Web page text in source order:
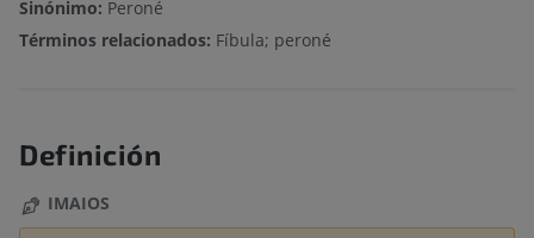
Sinónimo: Peroné
Términos relacionados: Fíbula; peroné
Definición
IMAIOS